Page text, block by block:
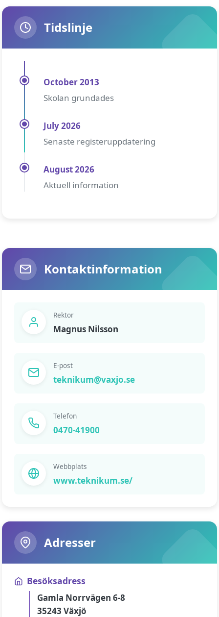
Tidslinje
October 2013
Skolan grundades
July 2026
Senaste registeruppdatering
August 2026
Aktuell information
Kontaktinformation
Rektor
Magnus Nilsson
E-post
teknikum@vaxjo.se
Telefon
0470-41900
Webbplats
www.teknikum.se/
Adresser
Besöksadress
Gamla Norrvägen 6-8
35243 Växjö